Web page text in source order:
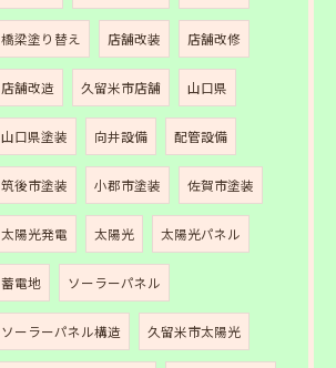
橋梁塗り替え 店舗改装 店舗改修
店舗改造 久留米市店舗 山口県
山口県塗装 向井設備 配管設備
筑後市塗装 小郡市塗装 佐賀市塗装
太陽光発電 太陽光 太陽光パネル
蓄電地 ソーラーパネル
ソーラーパネル構造 久留米市太陽光